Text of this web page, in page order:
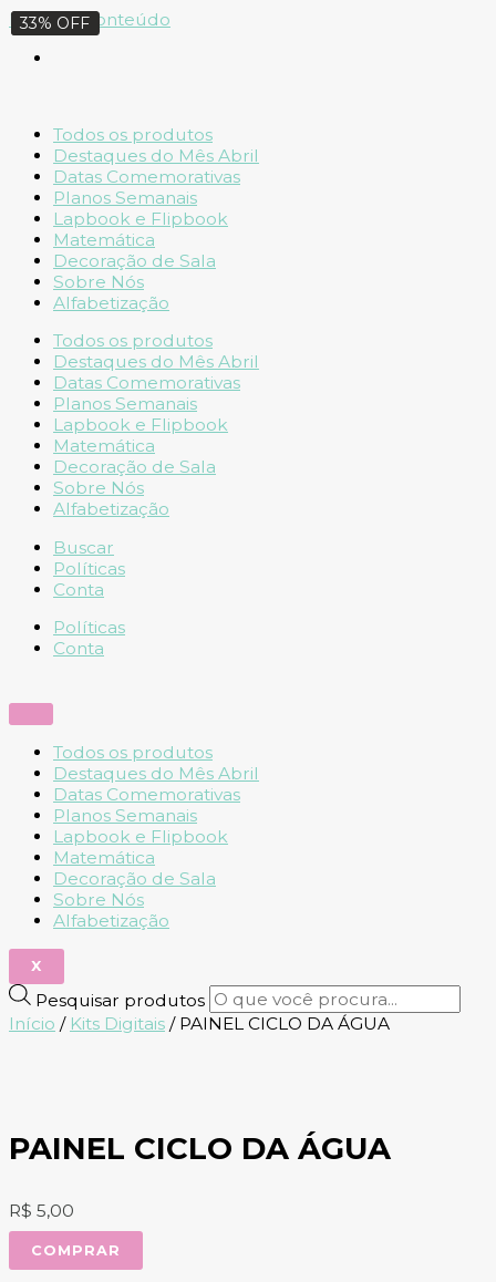
Ir para o conteúdo
Todos os produtos
Destaques do Mês Abril
Datas Comemorativas
Planos Semanais
Lapbook e Flipbook
Matemática
Decoração de Sala
Sobre Nós
Alfabetização
Todos os produtos
Destaques do Mês Abril
Datas Comemorativas
Planos Semanais
Lapbook e Flipbook
Matemática
Decoração de Sala
Sobre Nós
Alfabetização
Buscar
Políticas
Conta
Políticas
Conta
Todos os produtos
Destaques do Mês Abril
Datas Comemorativas
Planos Semanais
Lapbook e Flipbook
Matemática
Decoração de Sala
Sobre Nós
Alfabetização
X
Pesquisar produtos
Início / Kits Digitais / PAINEL CICLO DA ÁGUA
PAINEL CICLO DA ÁGUA
R$ 5,00
COMPRAR
25% OFF
33% OFF